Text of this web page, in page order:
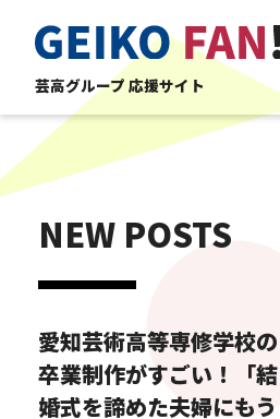
芸高グループ 応援サイト
NEW POSTS
愛知芸術高等専修学校の
卒業制作がすごい！「結
婚式を諦めた夫婦にもう